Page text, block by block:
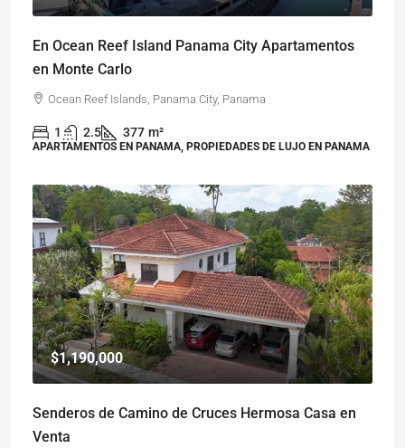
En Ocean Reef Island Panama City Apartamentos
en Monte Carlo
Ocean Reef Islands, Panama City, Panama
1 2.5 377 m²
APARTAMENTOS EN PANAMA, PROPIEDADES DE LUJO EN PANAMA
$1,190,000
Senderos de Camino de Cruces Hermosa Casa en
Venta